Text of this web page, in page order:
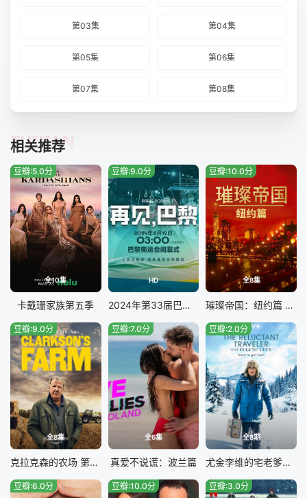
第03集 第04集
第05集 第06集
第07集 第08集
相关推荐
TUIJIAN
全10集
豆瓣:5.0分
卡戴珊家族第五季
HD
豆瓣:9.0分
2024年第33届巴黎奥运会闭幕式
全8集
豆瓣:10.0分
璀璨帝国：纽约篇 第一季
全8集
豆瓣:9.0分
克拉克森的农场 第二季
全6集
豆瓣:7.0分
真爱不说谎：波兰篇
全8期
豆瓣:2.0分
尤金李维的宅老爹旅行 第一季
豆瓣:6.0分 豆瓣:10.0分 豆瓣:3.0分